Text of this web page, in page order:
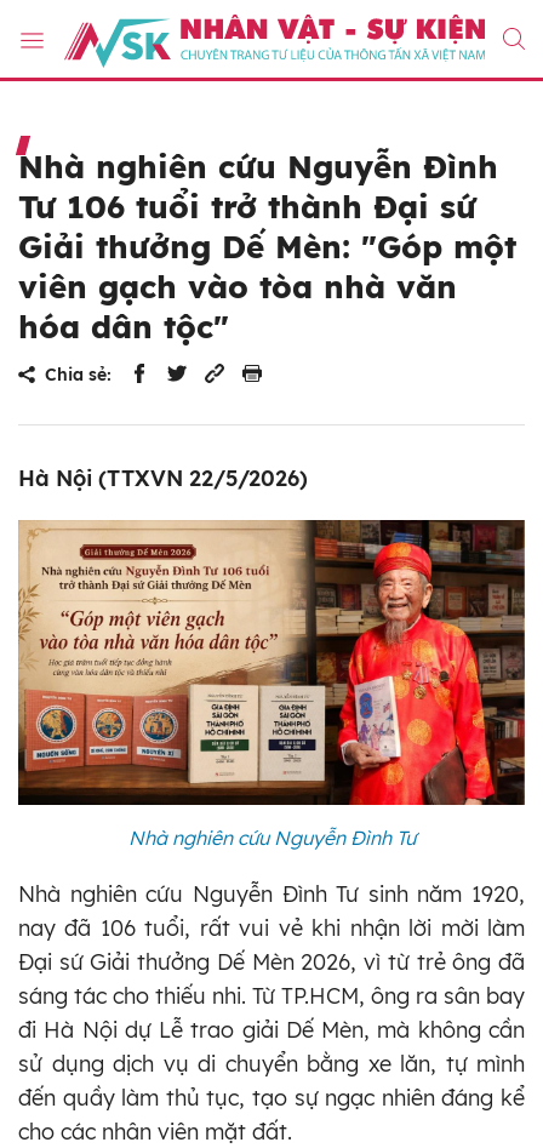
Nhà nghiên cứu Nguyễn Đình
Tư 106 tuổi trở thành Đại sứ
Giải thưởng Dế Mèn: "Góp một
viên gạch vào tòa nhà văn
hóa dân tộc"
Chia sẻ:
Hà Nội (TTXVN 22/5/2026)
Nhà nghiên cứu Nguyễn Đình Tư
Nhà nghiên cứu Nguyễn Đình Tư sinh năm 1920,
nay đã 106 tuổi, rất vui vẻ khi nhận lời mời làm
Đại sứ Giải thưởng Dế Mèn 2026, vì từ trẻ ông đã
sáng tác cho thiếu nhi. Từ TP.HCM, ông ra sân bay
đi Hà Nội dự Lễ trao giải Dế Mèn, mà không cần
sử dụng dịch vụ di chuyển bằng xe lăn, tự mình
đến quầy làm thủ tục, tạo sự ngạc nhiên đáng kể
cho các nhân viên mặt đất.